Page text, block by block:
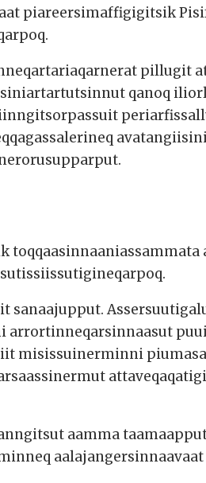
piareersimaffigigitsik
pillugit
qanoq
misissuinerminni
aamma